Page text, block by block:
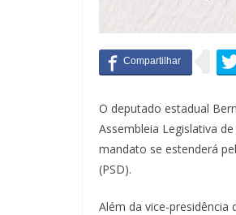
O deputado estadual
Assembleia Legislativa
mandato se estenderá
(PSD).
Além da vice-